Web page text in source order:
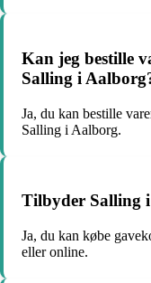
Kan jeg bestille
Salling i
Ja, du kan bestille
Salling i Aalborg.
Tilbyder Salling
Ja, du kan købe
eller online.